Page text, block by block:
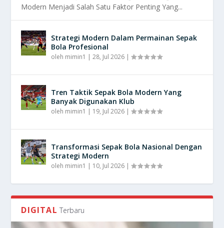
Modern Menjadi Salah Satu Faktor Penting Yang...
Strategi Modern Dalam Permainan Sepak
Bola Profesional
oleh mimin1 |28, Jul 2026 |
Tren Taktik Sepak Bola Modern Yang
Banyak Digunakan Klub
oleh mimin1 | 19, Jul 2026 |
Transformasi Sepak Bola Nasional Dengan
Strategi Modern
oleh mimin1 | 10, Jul 2026 |
DIGITAL Terbaru